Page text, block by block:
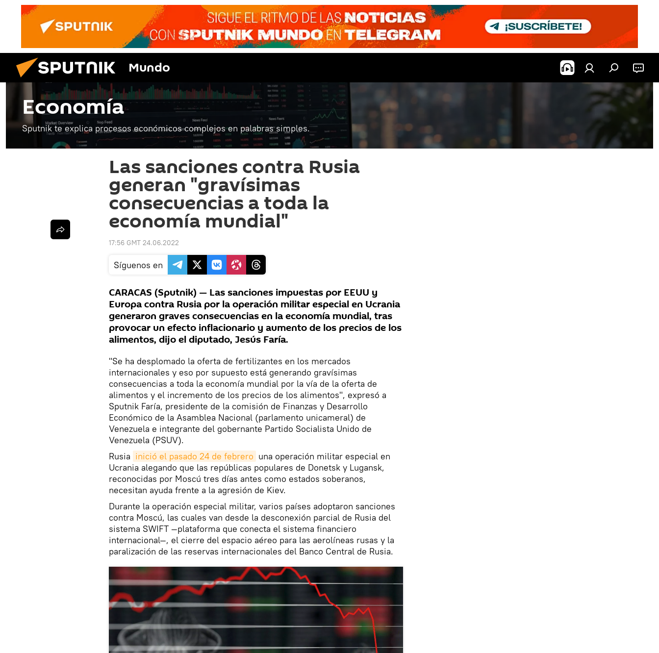
Mundo
Economía
Sputnik te explica procesos económicos complejos en palabras simples.
Las sanciones contra Rusia
generan "gravísimas
consecuencias a toda la
economía mundial"
17:56 GMT 24.06.2022
Síguenos en
CARACAS (Sputnik) — Las sanciones impuestas por EEUU y
Europa contra Rusia por la operación militar especial en Ucrania
generaron graves consecuencias en la economía mundial, tras
provocar un efecto inflacionario y aumento de los precios de los
alimentos, dijo el diputado, Jesús Faría.
"Se ha desplomado la oferta de fertilizantes en los mercados
internacionales y eso por supuesto está generando gravísimas
consecuencias a toda la economía mundial por la vía de la oferta de
alimentos y el incremento de los precios de los alimentos", expresó a
Sputnik Faría, presidente de la comisión de Finanzas y Desarrollo
Económico de la Asamblea Nacional (parlamento unicameral) de
Venezuela e integrante del gobernante Partido Socialista Unido de
Venezuela (PSUV).
Rusia inició el pasado 24 de febrero una operación militar especial en
Ucrania alegando que las repúblicas populares de Donetsk y Lugansk,
reconocidas por Moscú tres días antes como estados soberanos,
necesitan ayuda frente a la agresión de Kiev.
Durante la operación especial militar, varios países adoptaron sanciones
contra Moscú, las cuales van desde la desconexión parcial de Rusia del
sistema SWIFT —plataforma que conecta el sistema financiero
internacional—, el cierre del espacio aéreo para las aerolíneas rusas y la
paralización de las reservas internacionales del Banco Central de Rusia.